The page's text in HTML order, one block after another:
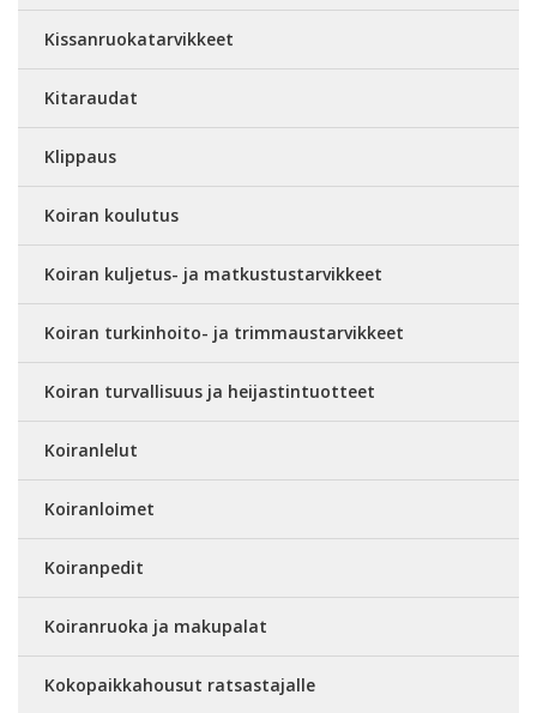
Kissanruokatarvikkeet
Kitaraudat
Klippaus
Koiran koulutus
Koiran kuljetus- ja matkustustarvikkeet
Koiran turkinhoito- ja trimmaustarvikkeet
Koiran turvallisuus ja heijastintuotteet
Koiranlelut
Koiranloimet
Koiranpedit
Koiranruoka ja makupalat
Kokopaikkahousut ratsastajalle